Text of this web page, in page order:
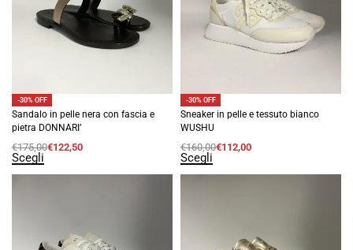
-30% OFF
Sandalo in pelle nera con fascia e
pietra DONNARI’
€175,00€122,50
Scegli
-30% OFF
Sneaker in pelle e tessuto bianco
WUSHU
€160,00€112,00
Scegli